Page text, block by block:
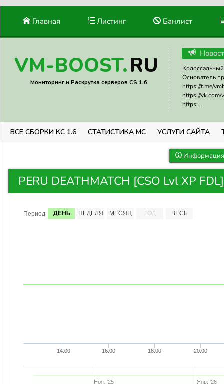
Главная Листинг Банлист
VM-BOOST.RU
Мониторинг и Раскрутка серверов CS 1.6
Основатель
https://t.me/
https://vk.com/
https:..
ВСЕ СБОРКИ КС 1.6 СТАТИСТИКА МС УСЛУГИ САЙТА
PERU DEATHMATCH [CSO Lvl XP
Период ДЕНЬ НЕДЕЛЯ МЕСЯЦ ГОД ВЕСЬ
14:00 16:00 18:00 20:00
Ноя. '25 Янв. '26